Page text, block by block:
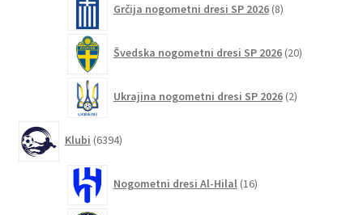
Grčija nogometni dresi SP 2026 8izdelkov
Švedska nogometni dresi SP 2026 20izdelkov
Ukrajina nogometni dresi SP 2026 2izdelka
Klubi 6394izdelkov
Nogometni dresi Al-Hilal 16izdelkov